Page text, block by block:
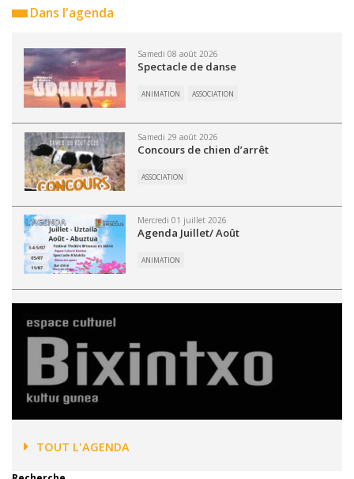
Dans l'agenda
Samedi 08 août 2026
Spectacle de danse
ANIMATION ASSOCIATION
Samedi 29 août 2026
Concours de chien d’arrêt
ASSOCIATION
Mercredi 01 juillet 2026
Agenda Juillet/ Août
ANIMATION
TOUT L'AGENDA